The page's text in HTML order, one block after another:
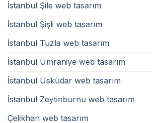
İstanbul Şile web tasarım
İstanbul Şişli web tasarım
İstanbul Tuzla web tasarım
İstanbul Ümraniye web tasarım
İstanbul Üsküdar web tasarım
İstanbul Zeytinburnu web tasarım
Çelikhan web tasarım